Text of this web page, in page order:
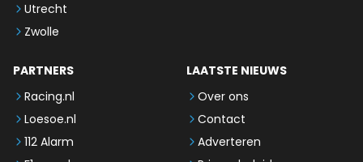
Utrecht
Zwolle
PARTNERS
Racing.nl
Loesoe.nl
112 Alarm
LAATSTE NIEUWS
Over ons
Contact
Adverteren